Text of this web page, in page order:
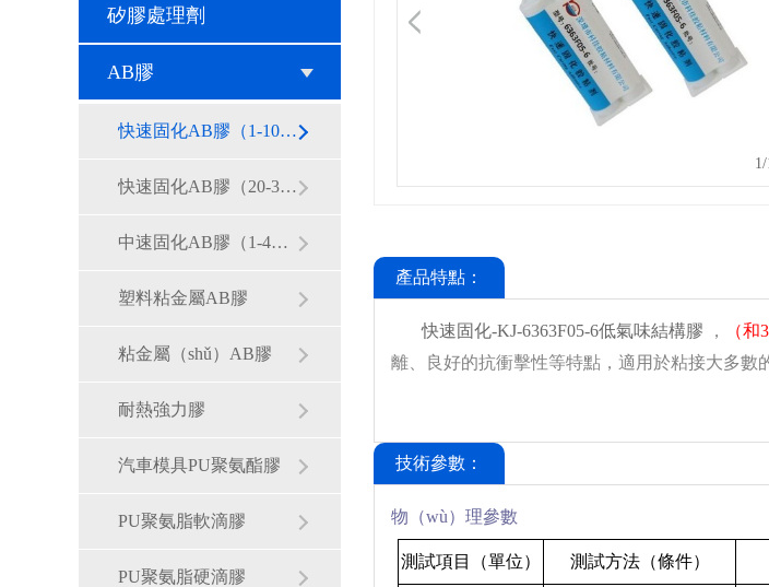
矽膠處理劑
AB膠
快速固化AB膠（1-10分（fèn）鍾）
快速固化AB膠（20-30分鍾）
中速固化AB膠（1-4小時）
塑料粘金屬AB膠
粘金屬（shǔ）AB膠
耐熱強力膠
汽車模具PU聚氨酯膠
PU聚氨脂軟滴膠
PU聚氨脂硬滴膠
1/
產品特點：
快速固化-KJ-6363F05-6低氣味結構膠 ， （
離、良好的抗衝擊性等特點，適用於粘接大多數
技術參數：
物（wù）理參數
測試項目（單位） 測試方法（條件）